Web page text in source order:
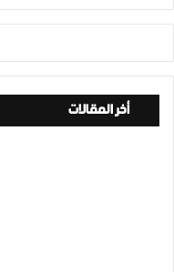
أخر المقالات